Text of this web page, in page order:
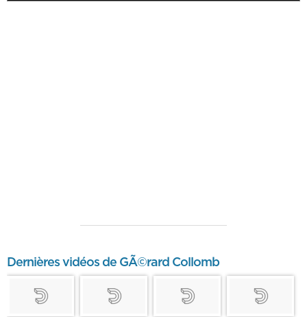
Dernières vidéos de GÃ©rard Collomb